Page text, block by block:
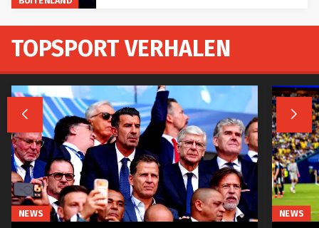
TOPSPORT VERHALEN
 
NEWS NEWS